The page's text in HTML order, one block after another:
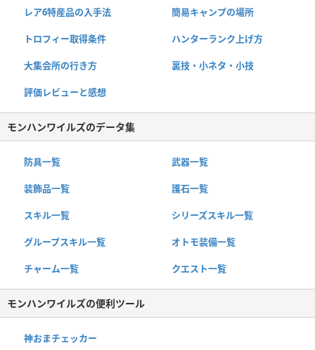
レア6特産品の入手法 簡易キャンプの場所
トロフィー取得条件 ハンターランク上げ方
大集会所の行き方 裏技・小ネタ・小技
評価レビューと感想
モンハンワイルズのデータ集
防具一覧 武器一覧
装飾品一覧 護石一覧
スキル一覧 シリーズスキル一覧
グループスキル一覧 オトモ装備一覧
チャーム一覧 クエスト一覧
モンハンワイルズの便利ツール
神おまチェッカー